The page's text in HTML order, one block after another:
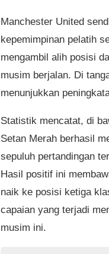
Manchester United
kepemimpinan pelatih
mengambil alih posisi
musim berjalan. Di
menunjukkan
Statistik mencatat, di
Setan Merah berhasil
sepuluh pertandingan
Hasil positif ini
naik ke posisi ketiga
capaian yang terjadi
musim ini.